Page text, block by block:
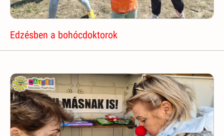
Edzésben a bohócdoktorok